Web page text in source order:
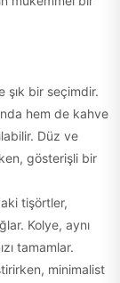
şık bir seçimdir.
hem de kahve
Düz ve
gösterişli bir
tişörtler,
Kolye, aynı
tamamlar.
minimalist